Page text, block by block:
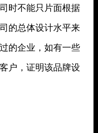
时不能只片面根据
的总体设计水平来
的企业，如有一些
户，证明该品牌设